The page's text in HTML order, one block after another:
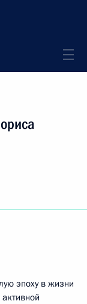
эпоху в жизни